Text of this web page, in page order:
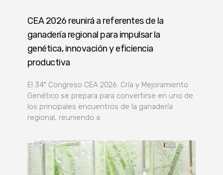
CEA 2026 reunirá a referentes de la
ganadería regional para impulsar la
genética, innovación y eficiencia
productiva
El 34º Congreso CEA 2026: Cría y Mejoramiento
Genético se prepara para convertirse en uno de
los principales encuentros de la ganadería
regional, reuniendo a